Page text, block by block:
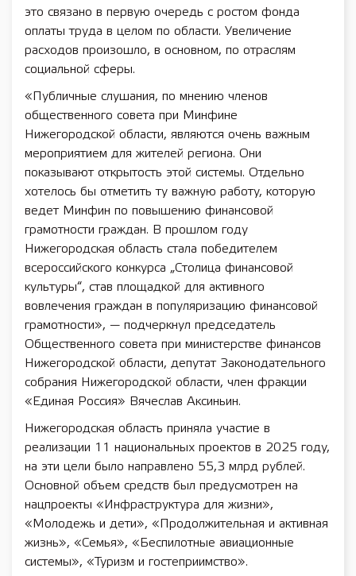
это связано в первую очередь с ростом фонда
оплаты труда в целом по области. Увеличение
расходов произошло, в основном, по отраслям
социальной сферы.
«Публичные слушания, по мнению членов
общественного совета при Минфине
Нижегородской области, являются очень важным
мероприятием для жителей региона. Они
показывают открытость этой системы. Отдельно
хотелось бы отметить ту важную работу, которую
ведет Минфин по повышению финансовой
грамотности граждан. В прошлом году
Нижегородская область стала победителем
всероссийского конкурса „Столица финансовой
культуры“, став площадкой для активного
вовлечения граждан в популяризацию финансовой
грамотности», — подчеркнул председатель
Общественного совета при министерстве финансов
Нижегородской области, депутат Законодательного
собрания Нижегородской области, член фракции
«Единая Россия» Вячеслав Аксиньин.
Нижегородская область приняла участие в
реализации 11 национальных проектов в 2025 году,
на эти цели было направлено 55,3 млрд рублей.
Основной объем средств был предусмотрен на
нацпроекты «Инфраструктура для жизни»,
«Молодежь и дети», «Продолжительная и активная
жизнь», «Семья», «Беспилотные авиационные
системы», «Туризм и гостеприимство».